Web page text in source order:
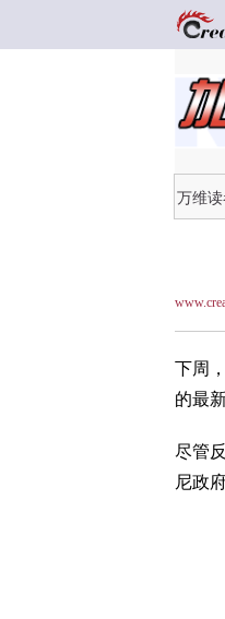
万维读
下周
的最
尽管
尼政